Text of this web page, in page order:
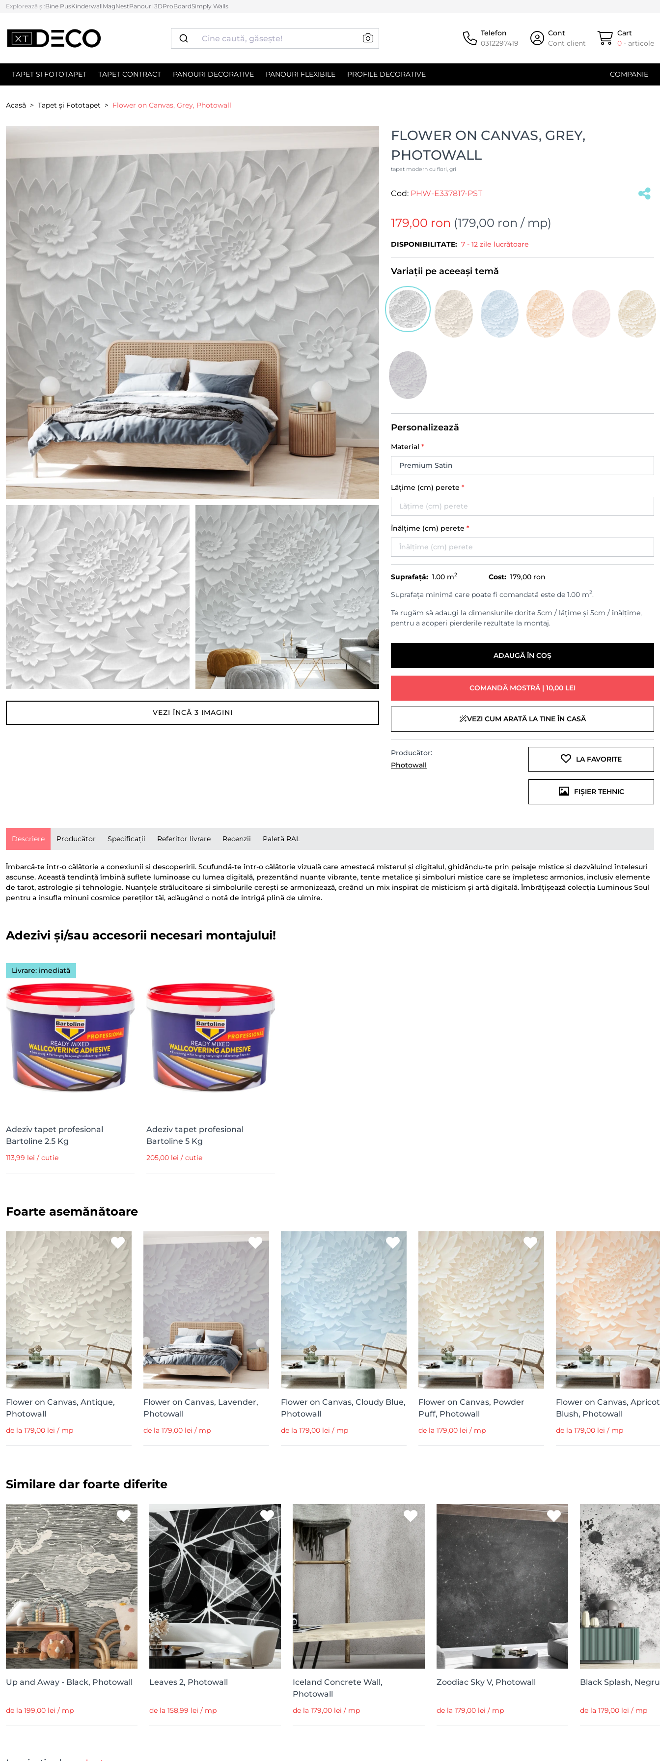
Explorează și:Bine PusKinderwallMagNestPanouri 3DProBoardSimply Walls
Telefon
0312297419
Cont
Cont client
Cart
0 - articole
TAPET ȘI FOTOTAPET TAPET CONTRACT PANOURI DECORATIVE PANOURI FLEXIBILE PROFILE DECORATIVE COMPANIE
Acasă Tapet și Fototapet Flower on Canvas, Grey, Photowall
VEZI ÎNCĂ 3 IMAGINI
FLOWER ON CANVAS, GREY,
PHOTOWALL
tapet modern cu flori, gri
Cod: PHW-E337817-PST
179,00 ron (179,00 ron / mp)
DISPONIBILITATE: 7 - 12 zile lucrătoare
Variații pe aceeași temă
Personalizează
Material *
Lățime (cm) perete *
Înălțime (cm) perete *
Suprafață: 1.00 m2 Cost: 179,00 ron
Suprafața minimă care poate fi comandată este de 1.00 m2.
Te rugăm să adaugi la dimensiunile dorite 5cm / lățime și 5cm / înălțime,
pentru a acoperi pierderile rezultate la montaj.
ADAUGĂ ÎN COȘ
COMANDĂ MOSTRĂ | 10,00 LEI
VEZI CUM ARATĂ LA TINE ÎN CASĂ
Producător:
Photowall
LA FAVORITE
FIȘIER TEHNIC
Descriere Producător Specificații Referitor livrare Recenzii Paletă RAL
Îmbarcă-te într-o călătorie a conexiunii și descoperirii. Scufundă-te într-o călătorie vizuală care amestecă misterul și digitalul, ghidându-te prin peisaje mistice și dezvăluind înțelesuri
ascunse. Această tendință îmbină suflete luminoase cu lumea digitală, prezentând nuanțe vibrante, tente metalice și simboluri mistice care se împletesc armonios, inclusiv elemente
de tarot, astrologie și tehnologie. Nuanțele strălucitoare și simbolurile cerești se armonizează, creând un mix inspirat de misticism și artă digitală. Îmbrățișează colecția Luminous Soul
pentru a insufla minuni cosmice pereților tăi, adăugând o notă de intrigă plină de uimire.
Adezivi și/sau accesorii necesari montajului!
Livrare: imediată
Adeziv tapet profesional
Bartoline 2.5 Kg
113,99 lei / cutie
Adeziv tapet profesional
Bartoline 5 Kg
205,00 lei / cutie
Foarte asemănătoare
Flower on Canvas, Antique,
Photowall
de la 179,00 lei / mp
Flower on Canvas, Lavender,
Photowall
de la 179,00 lei / mp
Flower on Canvas, Cloudy Blue,
Photowall
de la 179,00 lei / mp
Flower on Canvas, Powder
Puff, Photowall
de la 179,00 lei / mp
Flower on Canvas, Apricot
Blush, Photowall
de la 179,00 lei / mp
Similare dar foarte diferite
Up and Away - Black, Photowall
de la 199,00 lei / mp
Leaves 2, Photowall
de la 158,99 lei / mp
Iceland Concrete Wall,
Photowall
de la 179,00 lei / mp
Zoodiac Sky V, Photowall
de la 179,00 lei / mp
Black Splash,
de la 179,00 lei / mp